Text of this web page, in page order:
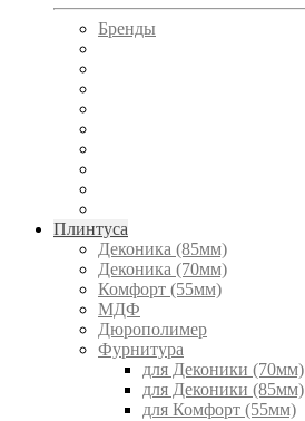
Бренды
Плинтуса
Деконика (85мм)
Деконика (70мм)
Комфорт (55мм)
МДФ
Дюрополимер
Фурнитура
для Деконики (70мм)
для Деконики (85мм)
для Комфорт (55мм)